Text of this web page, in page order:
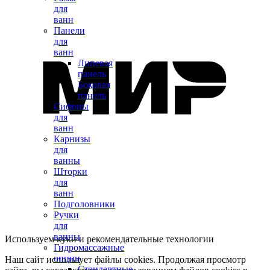
для
ванн
Панели
для
ванн
Лицевая
панель
Боковая
панель
Сифоны
для
ванн
Карнизы
для
ванны
Шторки
для
ванн
Подголовники
Ручки
для
ванны
Гидромассажные
опции
Используем куки и рекомендательные технологии
Наш сайт использует файлы cookies. Продолжая просмотр